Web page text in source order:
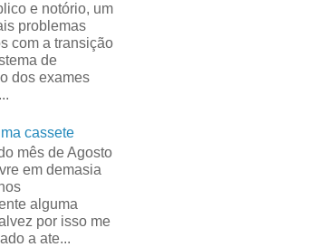
e notório, um
problemas
com a transição
de
dos exames
cassete
mês de Agosto
em demasia
alguma
por isso me
a ate...